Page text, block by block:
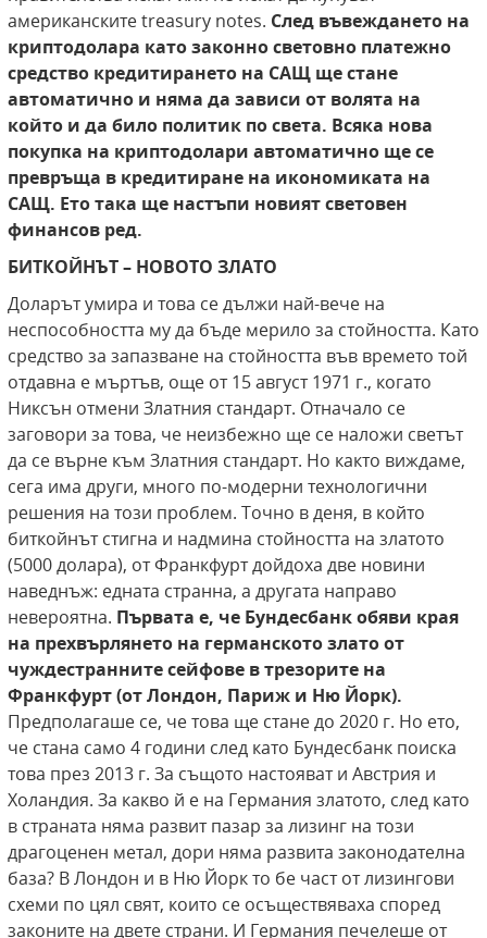
американските treasury notes. След въвеждането на
криптодолара като законносветовно платежно
средство кредитирането на САЩ ще стане
автоматично и няма да зависи от волята на
който и да било политик посвета. Всяка нова
покупка на криптодолари автоматично ще се
превръща в кредитиране на икономиката на
САЩ. Ето така ще настъпи новият световен
финансов ред.
БИТКОЙНЪТ – НОВОТО ЗЛАТО
Доларът умира и това се дължи най-вече на
неспособността му да бъде мерило за стойността. Като
средство за запазване на стойността във времето той
отдавна е мъртъв, още от 15 август 1971 г., когато
Никсън отмени Златния стандарт. Отначало се
заговори за това, че неизбежно ще се наложи светът
да се върне към Златния стандарт. Но както виждаме,
сега има други, много по-модерни технологични
решения на този проблем. Точно в деня, в който
биткойнът стигна и надмина стойността на златото
(5000 долара), от Франкфурт дойдоха две новини
наведнъж: едната странна, а другата направо
невероятна. Първата е, че Бундесбанк обяви края
на прехвърлянето на германското златоот
чуждестранните сейфове в трезорите на
Франкфурт (от Лондон, Париж и Ню Йорк).
Предполагаше се, че това ще стане до 2020 г. Но ето,
че стана само 4 години след като Бундесбанк поиска
това през 2013 г. За същото настояват и Австрия и
Холандия. За какво й е на Германия златото, след като
в страната няма развит пазар за лизинг на този
драгоценен метал, дори няма развита законодателна
база? В Лондон и в Ню Йорк то бе част от лизингови
схеми по цял свят, които се осъществяваха според
законите на двете страни. И Германия печелеше от